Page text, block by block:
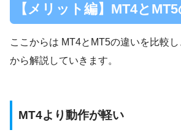
【メリット編】MT4と
ここからは MT4とMT5の違いを比較
から解説していきます。
MT4より動作が軽い